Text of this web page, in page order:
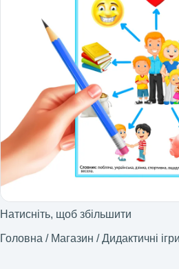
Натисніть, щоб збільшити
Головна / Магазин / Дидактичні ігри